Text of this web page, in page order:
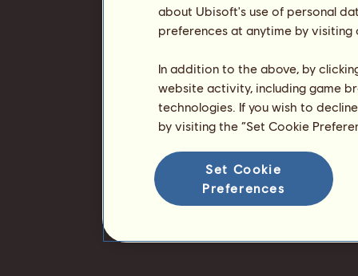
about Ubisoft's use of personal
preferences at anytime by
In addition to the above, by
website activity, including game
technologies. If you wish to
by visiting the “Set Cookie
Set Cookie
Preferences